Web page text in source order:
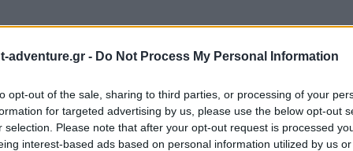
adventure.gr - Do Not Process My Personal Information
opt-out of the sale, sharing to third parties, or processing of your
for targeted advertising by us, please use the below opt-out
selection. Please note that after your opt-out request is processed
interest-based ads based on personal information utilized by us
να το επαναφέρεις με χαστούκια, τσιμπήματα κ.α.
στο στόμα του, ούτε προσπαθείς να το ανοίξεις. Αν το
να σε τραυματίσει με τα δόντια του.
να πιει.